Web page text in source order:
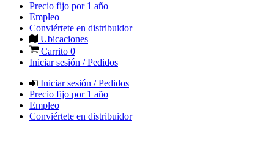
Precio fijo por 1 año
Empleo
Conviértete en distribuidor
Ubicaciones
Carrito 0
Iniciar sesión / Pedidos
Iniciar sesión / Pedidos
Precio fijo por 1 año
Empleo
Conviértete en distribuidor